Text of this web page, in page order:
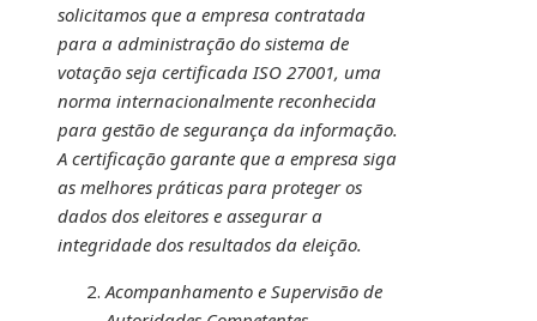
solicitamos que a empresa contratada
para a administração do sistema de
votação seja certificada ISO 27001, uma
norma internacionalmente reconhecida
para gestão de segurança da informação.
A certificação garante que a empresa siga
as melhores práticas para proteger os
dados dos eleitores e assegurar a
integridade dos resultados da eleição.
Acompanhamento e Supervisão de